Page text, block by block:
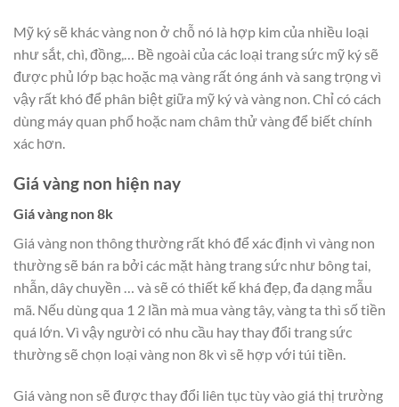
Mỹ ký sẽ khác vàng non ở chỗ nó là hợp kim của nhiều loại
như sắt, chì, đồng,… Bề ngoài của các loại trang sức mỹ ký sẽ
được phủ lớp bạc hoặc mạ vàng rất óng ánh và sang trọng vì
vậy rất khó để phân biệt giữa mỹ ký và vàng non. Chỉ có cách
dùng máy quan phổ hoặc nam châm thử vàng để biết chính
xác hơn.
Giá vàng non hiện nay
Giá vàng non 8k
Giá vàng non thông thường rất khó để xác định vì vàng non
thường sẽ bán ra bởi các mặt hàng trang sức như bông tai,
nhẫn, dây chuyền … và sẽ có thiết kế khá đẹp, đa dạng mẫu
mã. Nếu dùng qua 1 2 lần mà mua vàng tây, vàng ta thì số tiền
quá lớn. Vì vậy người có nhu cầu hay thay đổi trang sức
thường sẽ chọn loại vàng non 8k vì sẽ hợp với túi tiền.
Giá vàng non sẽ được thay đổi liên tục tùy vào giá thị trường